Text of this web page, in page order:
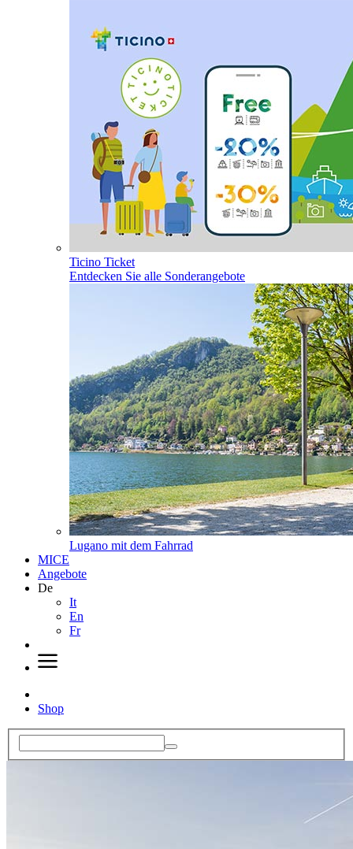
Ticino Ticket
Entdecken Sie alle Sonderangebote
Lugano mit dem Fahrrad
MICE
Angebote
De
It
En
Fr
Shop